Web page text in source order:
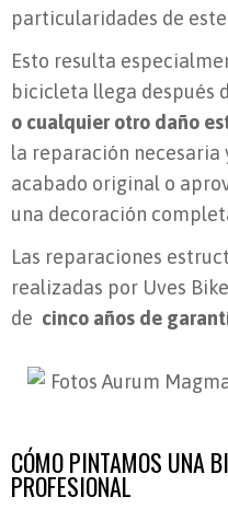
particularidades de
Esto resulta
bicicleta llega después
o cualquier otro daño
la reparación necesaria
acabado original o
una decoración
Las reparaciones
realizadas por Uves
de cinco años de
CÓMO PINTAMOS UNA
PROFESIONAL